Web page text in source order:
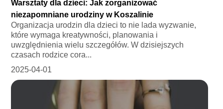
Warsztaty dla dzieci: Jak zorganizować
niezapomniane urodziny w Koszalinie
Organizacja urodzin dla dzieci to nie lada wyzwanie,
które wymaga kreatywności, planowania i
uwzględnienia wielu szczegółów. W dzisiejszych
czasach rodzice cora...
2025-04-01